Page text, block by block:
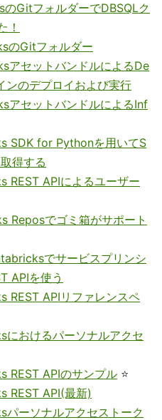
GitフォルダーでDBSQLク
！
のGitフォルダー
アセットバンドルによるDe
のデプロイおよび実行
アセットバンドルによるInf
SDK for Pythonを用いてS
得する
REST APIによるユーザー
Reposでゴミ箱がサポート
でサービスプリンシ
APIを使う
REST APIリファレンスペ
におけるパーソナルアクセ
REST APIのサンプル ⭐
REST API(最新)
パーソナルアクセストーク